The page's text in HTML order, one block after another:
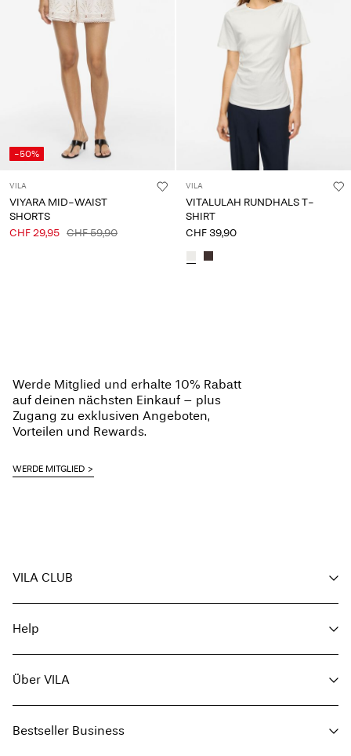
-50%
VILA
VIYARA MID-WAIST
SHORTS
CHF 29,95 CHF 59,90
VILA
VITALULAH RUNDHALS T-
SHIRT
CHF 39,90
Werde Mitglied und erhalte 10% Rabatt
auf deinen nächsten Einkauf – plus
Zugang zu exklusiven Angeboten,
Vorteilen und Rewards.
WERDE MITGLIED
VILA CLUB
Mitglied werden
Mein Account
Bestellung verfolgen
Help
Hier zurückgeben
Lieferoptionen
Größentabelle
Über VILA
Store finden
Bestseller Business